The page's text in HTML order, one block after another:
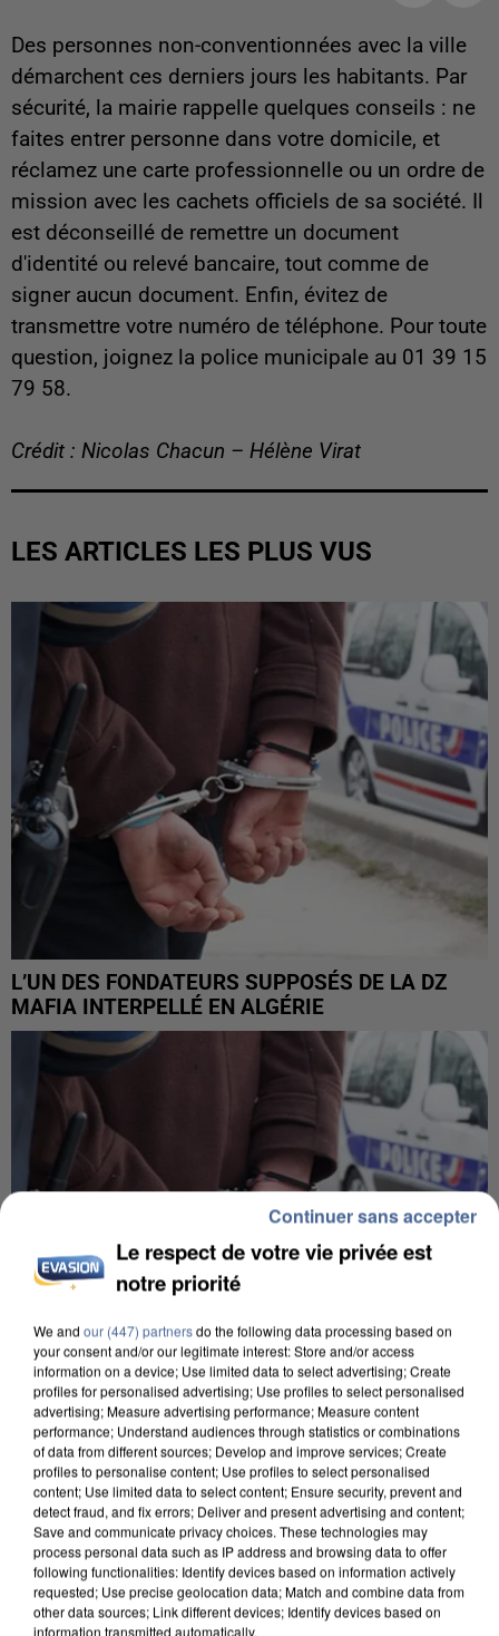
Des personnes non-conventionnées avec la ville
démarchent ces derniers jours les habitants. Par
sécurité, la mairie rappelle quelques conseils : ne
faites entrer personne dans votre domicile, et
réclamez une carte professionnelle ou un ordre de
mission avec les cachets officiels de sa société. Il
est déconseillé de remettre un document
d'identité ou relevé bancaire, tout comme de
signer aucun document. Enfin, évitez de
transmettre votre numéro de téléphone. Pour toute
question, joignez la police municipale au 01 39 15
79 58.
Crédit : Nicolas Chacun – Hélène Virat
LES ARTICLES LES PLUS VUS
L’UN DES FONDATEURS SUPPOSÉS DE LA DZ
MAFIA INTERPELLÉ EN ALGÉRIE
UN SECOND CADRE DE LA DZ MAFIA
INTERPELLÉ EN ALGÉRIE
Le respect de votre vie privée est
notre priorité
We and our (447) partnersdo the following data processing based on
your consent and/or our legitimate interest: Store and/or access
information on a device; Use limited data to select advertising; Create
profiles for personalised advertising; Use profiles to select personalised
advertising; Measure advertising performance; Measure content
performance; Understand audiences through statistics or combinations
of data from different sources; Develop and improve services; Create
profiles to personalise content; Use profiles to select personalised
content; Use limited data to select content; Ensure security, prevent and
detect fraud, and fix errors; Deliver and present advertising and content;
Save and communicate privacy choices. These technologies may
process personal data such as IP address and browsing data to offer
following functionalities: Identify devices based on information actively
requested; Use precise geolocation data; Match and combine data from
other data sources; Link different devices; Identify devices based on
information transmitted automatically.
Continuer sans accepter